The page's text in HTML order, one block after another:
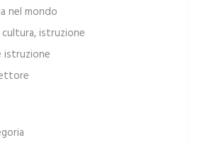
nel mondo
cultura, istruzione
istruzione